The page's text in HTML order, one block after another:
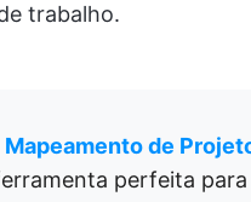
trabalho.
de
perfeita para